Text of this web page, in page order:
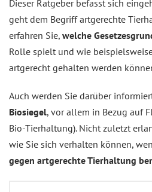
Dieser Ratgeber befasst sich
geht dem Begriff artgerechte
erfahren Sie, welche
Rolle spielt und wie
artgerecht gehalten werden
Auch werden Sie darüber
Biosiegel, vor allem in Bezug auf
Bio-Tierhaltung). Nicht zuletzt
wie Sie sich verhalten können,
gegen artgerechte Tierhaltung